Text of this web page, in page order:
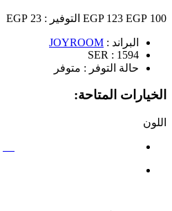
100 EGP
123 EGP التوفير : 23 EGP
البراند : JOYROOM
SER : 1594
حالة التوفر : متوفر
الخيارات المتاحة:
اللون